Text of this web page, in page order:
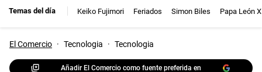
Temas del día Keiko Fujimori Feriados Simon Biles Papa León
El Comercio · Tecnologia · Tecnologia
Añadir El Comercio como fuente preferida en